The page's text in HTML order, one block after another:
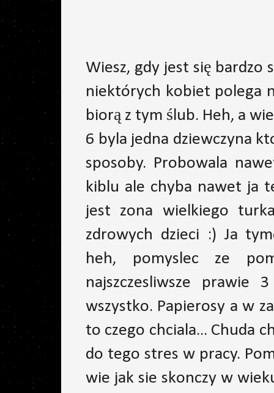
Wiesz, gdy jest się bardzo
niektórych kobiet polega
biorą z tym ślub. Heh, a
6 byla jedna dziewczyna
sposoby. Probowala
kiblu ale chyba nawet ja
jest zona wielkiego
zdrowych dzieci :) Ja
heh, pomyslec ze
najszczesliwsze
wszystko. Papierosy a w
to czego chciala... Chuda
do tego stres w pracy.
wie jak sie skonczy w